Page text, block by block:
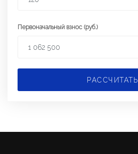
Первоначальный взнос (руб.)
РАССЧИТАТЬ